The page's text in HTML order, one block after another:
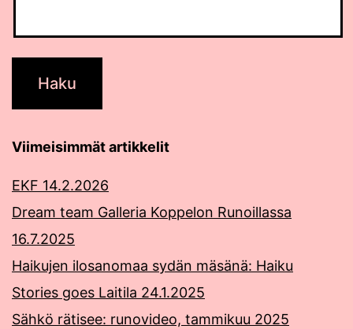
Viimeisimmät artikkelit
EKF 14.2.2026
Dream team Galleria Koppelon Runoillassa
16.7.2025
Haikujen ilosanomaa sydän mäsänä: Haiku
Stories goes Laitila 24.1.2025
Sähkö rätisee: runovideo, tammikuu 2025